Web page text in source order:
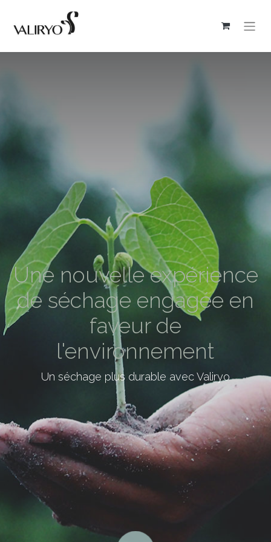
Une nouvelle expérience
de séchage engagée en
faveur de
l'environnement
Un séchage plus durable avec Valiryo